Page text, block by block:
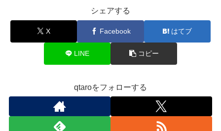
シェアする
X Facebook はてブ
LINE コピー
qtaroをフォローする